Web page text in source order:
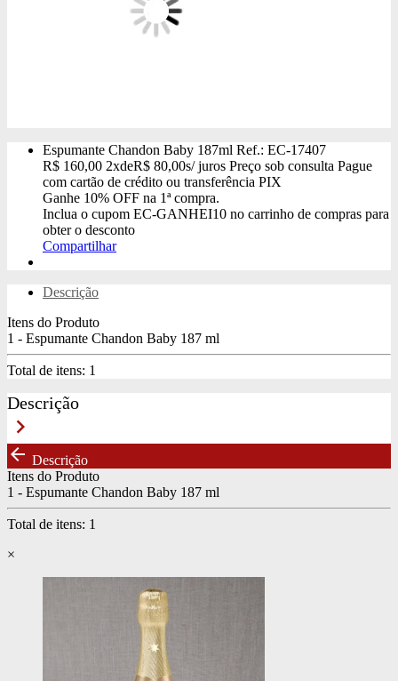
Espumante Chandon Baby 187ml Ref.: EC-17407
R$ 160,00 2xdeR$ 80,00s/ juros Preço sob consulta Pague
com cartão de crédito ou transferência PIX
Ganhe 10% OFF na 1ª compra.
Inclua o cupom EC-GANHEI10 no carrinho de compras para
obter o desconto
Compartilhar
Descrição
Itens do Produto
1 - Espumante Chandon Baby 187 ml
Total de itens: 1
Descrição
keyboard_arrow_right
arrow_back Descrição
Itens do Produto
1 - Espumante Chandon Baby 187 ml
Total de itens: 1
×